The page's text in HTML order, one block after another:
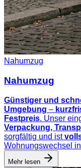
Nahumzug
Nahumzug
Günstiger und
Umgebung –
Festpreis. Unser
Verpackung,
sorgfältig und ist
Wohnungswechsel
Mehr lesen